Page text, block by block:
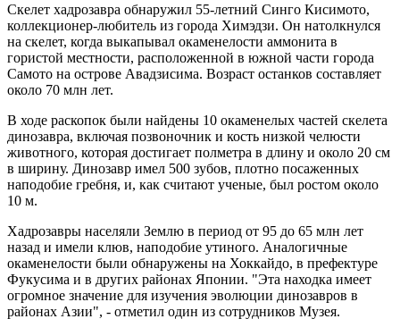
Скелет хадрозавра обнаружил 55-летний Синго Кисимото,
коллекционер-любитель из города Химэдзи. Он натолкнулся
на скелет, когда выкапывал окаменелости аммонита в
гористой местности, расположенной в южной части города
Самото на острове Авадзисима. Возраст останков составляет
около 70 млн лет.
В ходе раскопок были найдены 10 окаменелых частей скелета
динозавра, включая позвоночник и кость низкой челюсти
животного, которая достигает полметра в длину и около 20 см
в ширину. Динозавр имел 500 зубов, плотно посаженных
наподобие гребня, и, как считают ученые, был ростом около
10 м.
Хадрозавры населяли Землю в период от 95 до 65 млн лет
назад и имели клюв, наподобие утиного. Аналогичные
окаменелости были обнаружены на Хоккайдо, в префектуре
Фукусима и в других районах Японии. "Эта находка имеет
огромное значение для изучения эволюции динозавров в
районах Азии", - отметил один из сотрудников Музея.